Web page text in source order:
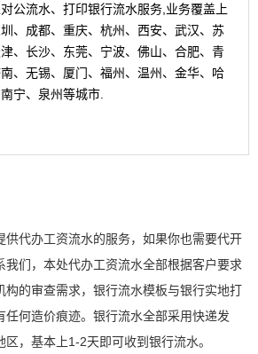
公流水、打印银行流水服务,业务覆盖上
、成都、重庆、杭州、西安、武汉、苏
、长沙、东莞、宁波、佛山、合肥、青
、无锡、厦门、福州、温州、金华、哈
宁、泉州等城市.
供代办工资流水的服务，如果你也需要代开
我们，本处代办工资流水全部根据客户要求
构的审查需求，银行流水模板与银行实地打
任何造价痕迹。银行流水全部采用快递发
，基本上1-2天即可收到银行流水。